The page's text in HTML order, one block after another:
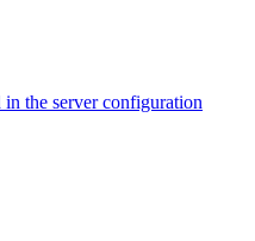
the server configuration